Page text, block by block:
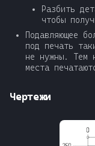
Разбить
чтобы
Подавляющее
под печать
не нужны. Тем
места
Чертежи